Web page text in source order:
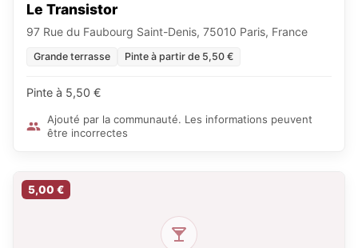
Le Transistor
97 Rue du Faubourg Saint-Denis, 75010 Paris, France
Grande terrasse Pinte à partir de 5,50 €
Pinte à 5,50 €
Ajouté par la communauté. Les informations peuvent
être incorrectes
5,00 €